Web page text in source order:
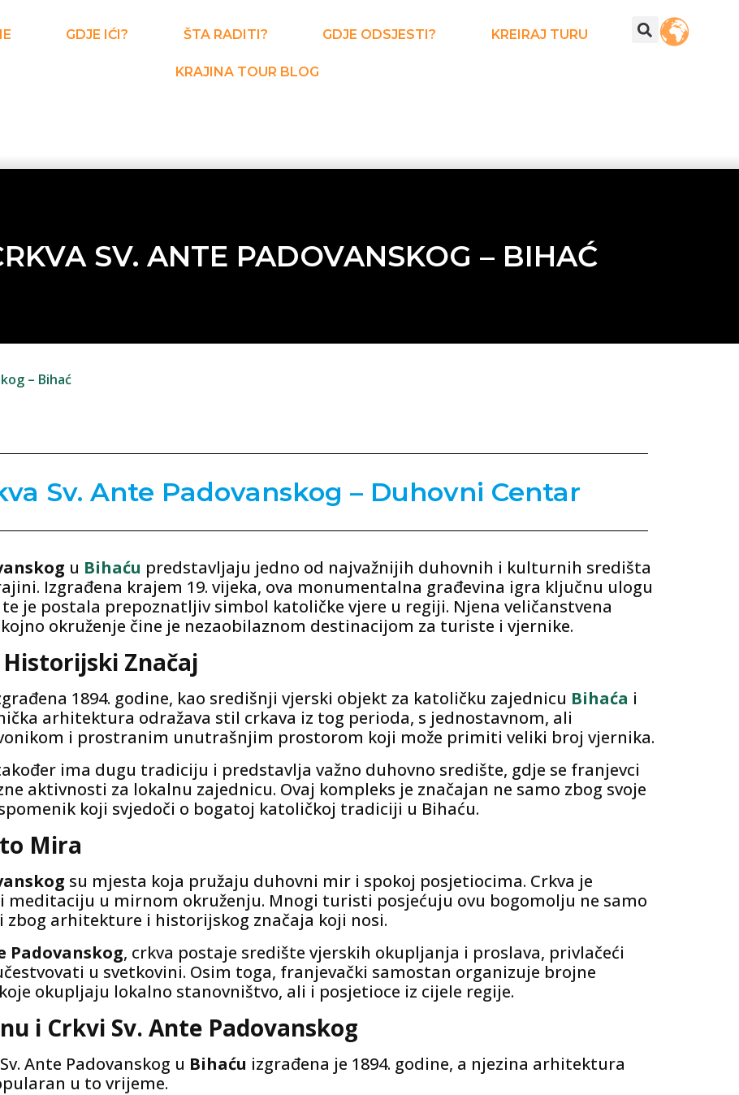
GDJE IĆI? ŠTA RADITI? GDJE ODSJESTI? KREIRAJ TURU
KRAJINA TOUR BLOG
SV. ANTE PADOVANSKOG – BIHAĆ
– Bihać
Sv. Ante Padovanskog – Duhovni Centar
u Bihaću predstavljaju jedno od najvažnijih duhovnih i kulturnih središta
Izgrađena krajem 19. vijeka, ova monumentalna građevina igra ključnu ulogu
je postala prepoznatljiv simbol katoličke vjere u regiji. Njena veličanstvena
okruženje čine je nezaobilaznom destinacijom za turiste i vjernike.
Značaj
1894. godine, kao središnji vjerski objekt za katoličku zajednicu Bihaća i
arhitektura odražava stil crkava iz tog perioda, s jednostavnom, ali
i prostranim unutrašnjim prostorom koji može primiti veliki broj vjernika.
ima dugu tradiciju i predstavlja važno duhovno središte, gdje se franjevci
aktivnosti za lokalnu zajednicu. Ovaj kompleks je značajan ne samo zbog svoje
koji svjedoči o bogatoj katoličkoj tradiciji u Bihaću.
Mira
su mjesta koja pružaju duhovni mir i spokoj posjetiocima. Crkva je
meditaciju u mirnom okruženju. Mnogi turisti posjećuju ovu bogomolju ne samo
zbog arhitekture i historijskog značaja koji nosi.
Padovanskog, crkva postaje središte vjerskih okupljanja i proslava, privlačeći
u svetkovini. Osim toga, franjevački samostan organizuje brojne
okupljaju lokalno stanovništvo, ali i posjetioce iz cijele regije.
i Crkvi Sv. Ante Padovanskog
Ante Padovanskog u Bihaću izgrađena je 1894. godine, a njezina arhitektura
u to vrijeme.